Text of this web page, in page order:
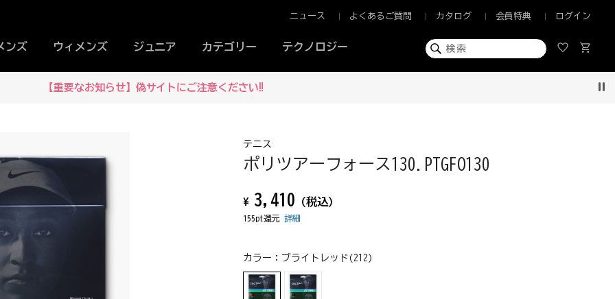
ンズ ウィメンズ ジュニア カテゴリー テクノロジー
ニュース よくあるご質問 カタログ 会員特典 ログイン
【重要なお知らせ】偽サイトにご注意ください‼
テニス
ポリツアーフォース130.PTGFO130
¥ 3,410 (税込)
155pt還元詳細
カラー： ブライトレッド(212)